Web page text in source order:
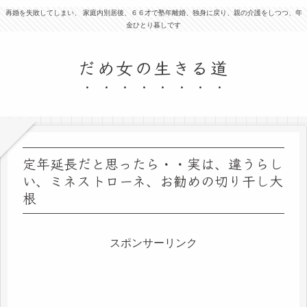
再婚を失敗してしまい、 家庭内別居後、６６才で塾年離婚、独身に戻り、親の介護をしつつ、年
金ひとり暮しです
だめ女の生きる道
定年延長だと思ったら・・実は、違うらし
い、ミネストローネ、お勧めの切り干し大
根
スポンサーリンク